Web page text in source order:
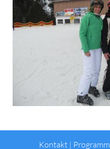
Kontakt | Programm